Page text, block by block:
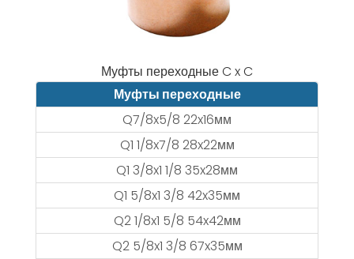
Муфты переходные C x C
Муфты переходные
Q7/8x5/8 22x16мм
Q1 1/8x7/8 28x22мм
Q1 3/8x1 1/8 35x28мм
Q1 5/8x1 3/8 42x35мм
Q2 1/8x1 5/8 54x42мм
Q2 5/8x1 3/8 67x35мм